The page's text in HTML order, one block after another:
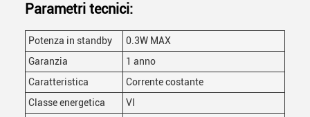
Parametri tecnici:
Potenza in standby
0.3W MAX
Garanzia
1 anno
Caratteristica
Corrente costante
Classe energetica
VI